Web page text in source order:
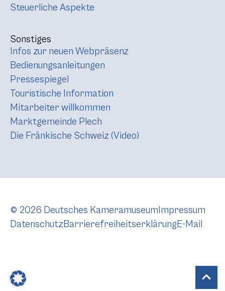
Steuerliche Aspekte
Sonstiges
Infos zur neuen Webpräsenz
Bedienungsanleitungen
Pressespiegel
Touristische Information
Mitarbeiter willkommen
Marktgemeinde Plech
Die Fränkische Schweiz (Video)
© 2026 Deutsches Kameramuseum Impressum
DatenschutzBarrierefreiheitserklärungE-Mail